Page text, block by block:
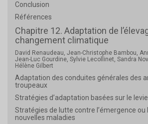
Conclusion
Références
Chapitre 12. Adaptation de
changement climatique
David Renaudeau, Jean-Christophe Bambou,
Jean-Luc Gourdine, Sylvie Lecollinet, Sandra
Hélène Gilbert
Adaptation des conduites générales des
troupeaux
Stratégies d’adaptation basées sur le
Stratégies de lutte contre l’émergence ou
nouvelles maladies